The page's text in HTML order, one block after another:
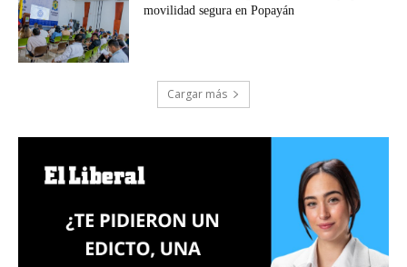
movilidad segura en Popayán
Cargar más